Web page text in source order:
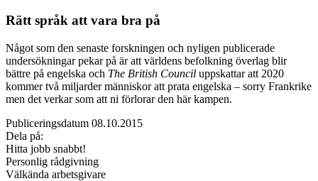
Rätt språk att vara bra på
Något som den senaste forskningen och nyligen publicerade
undersökningar pekar på är att världens befolkning överlag blir
bättre på engelska och The British Council uppskattar att 2020
kommer två miljarder människor att prata engelska – sorry Frankrike
men det verkar som att ni förlorar den här kampen.
Publiceringsdatum 08.10.2015
Dela på:
Hitta jobb snabbt!
Personlig rådgivning
Välkända arbetsgivare